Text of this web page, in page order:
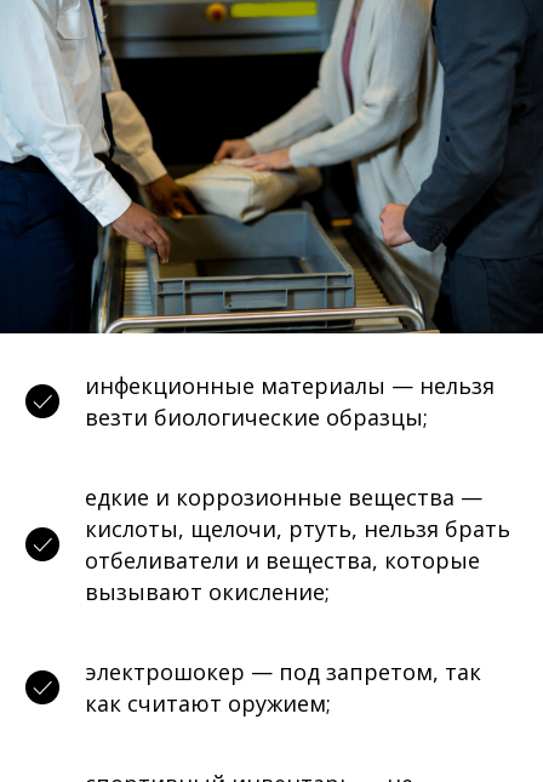
инфекционные материалы — нельзя
везти биологические образцы;
едкие и коррозионные вещества —
кислоты, щелочи, ртуть, нельзя брать
отбеливатели и вещества, которые
вызывают окисление;
электрошокер — под запретом, так
как считают оружием;